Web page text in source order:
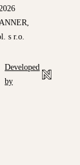
s r.o.
Developed
by